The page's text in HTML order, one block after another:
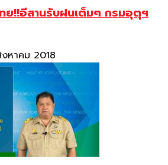
ย!!อีสานรับฝนเต็มๆ กรมอุตุฯ
งหาคม 2018